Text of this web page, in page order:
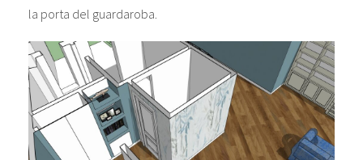
la porta del guardaroba.